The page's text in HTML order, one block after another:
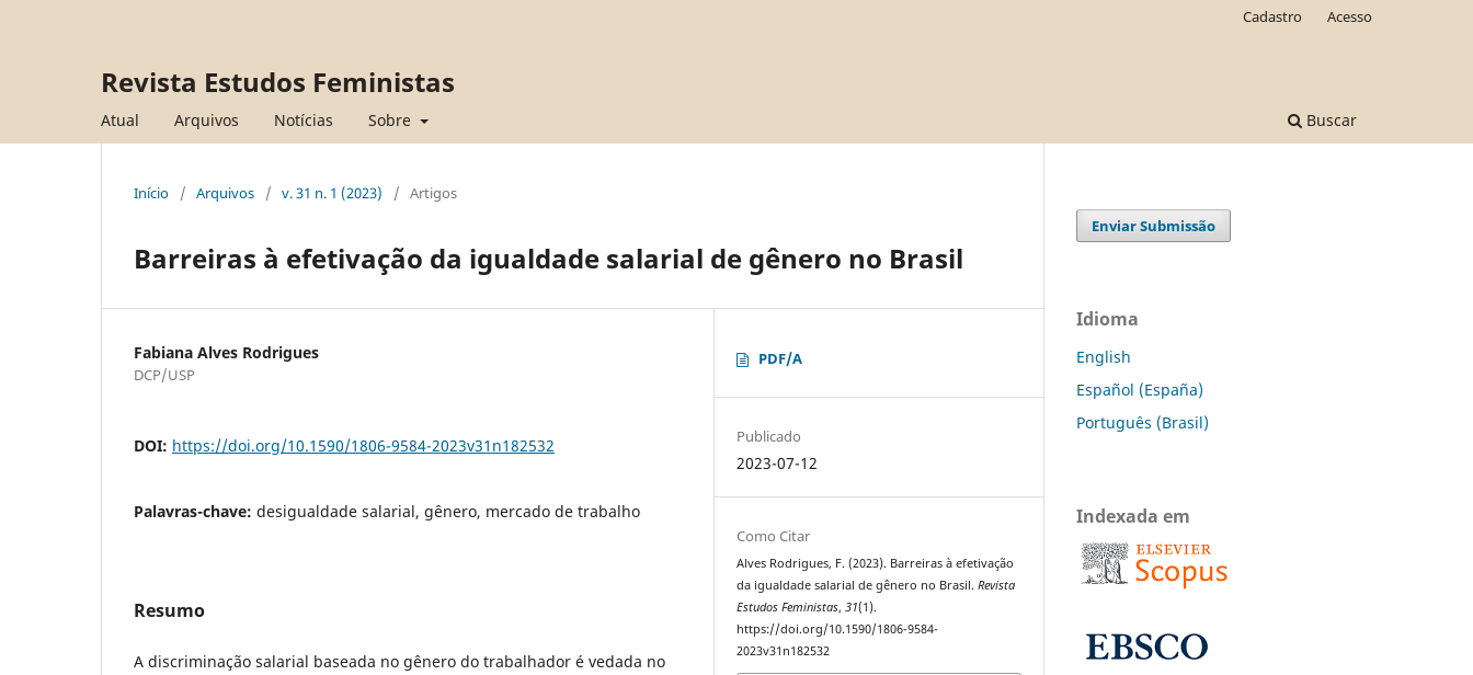
Revista Estudos Feministas
Atual Arquivos Notícias Sobre Buscar
Cadastro Acesso
Início / Arquivos / v. 31 n. 1 (2023) / Artigos
Barreiras à efetivação da igualdade salarial de gênero no Brasil
Fabiana Alves Rodrigues
DCP/USP
DOI: https://doi.org/10.1590/1806-9584-2023v31n182532
Palavras-chave: desigualdade salarial, gênero, mercado de trabalho
Resumo
A discriminação salarial baseada no gênero do trabalhador é vedada no
PDF/A
Publicado
2023-07-12
Como Citar
Alves Rodrigues, F. (2023). Barreiras à efetivação
da igualdade salarial de gênero no Brasil.Revista
Estudos Feministas,31(1).
https://doi.org/10.1590/1806-9584-
2023v31n182532
Enviar Submissão
Idioma
English
Español (España)
Português (Brasil)
Indexada em